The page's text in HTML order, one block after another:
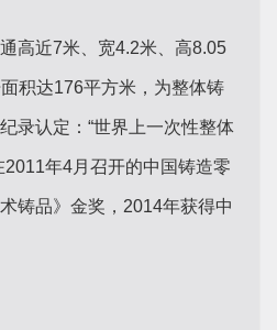
高近7米、宽4.2米、高8.05
积达176平方米，为整体铸
录认定：“世界上一次性整体
2011年4月召开的中国铸造零
铸品》金奖，2014年获得中